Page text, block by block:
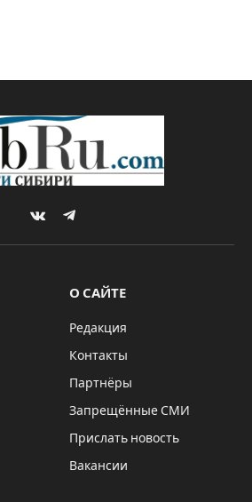
VKontakteTelegram
О САЙТЕ
Редакция
Контакты
Партнёры
Запрещённые СМИ
Прислать новость
Вакансии